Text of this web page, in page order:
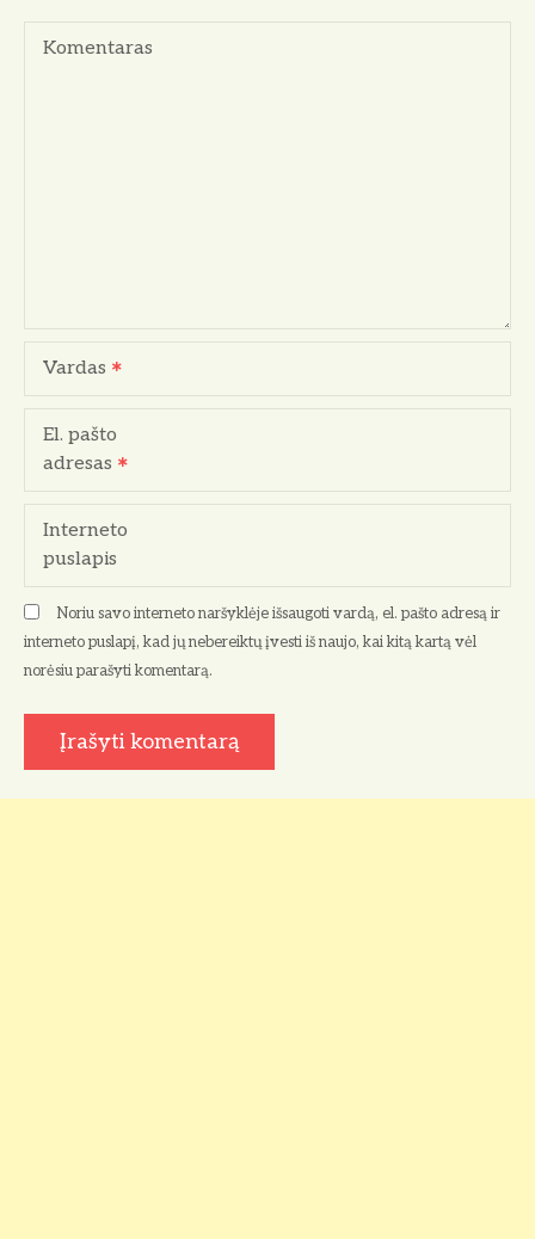
c
a
š
ų
Komentaras
Vardas
El. pašto
adresas
Interneto
puslapis
Noriu savo interneto naršyklėje išsaugoti vardą, el. pašto adresą ir
interneto puslapį, kad jų nebereiktų įvesti iš naujo, kai kitą kartą vėl
norėsiu parašyti komentarą.